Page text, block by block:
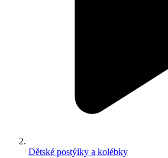
Dětské postýlky a kolébky